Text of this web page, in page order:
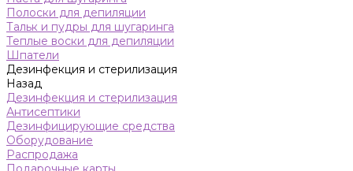
Полоски для депиляции
Тальк и пудры для шугаринга
Теплые воски для депиляции
Шпатели
Дезинфекция и стерилизация
Назад
Дезинфекция и стерилизация
Антисептики
Дезинфицирующие средства
Оборудование
Распродажа